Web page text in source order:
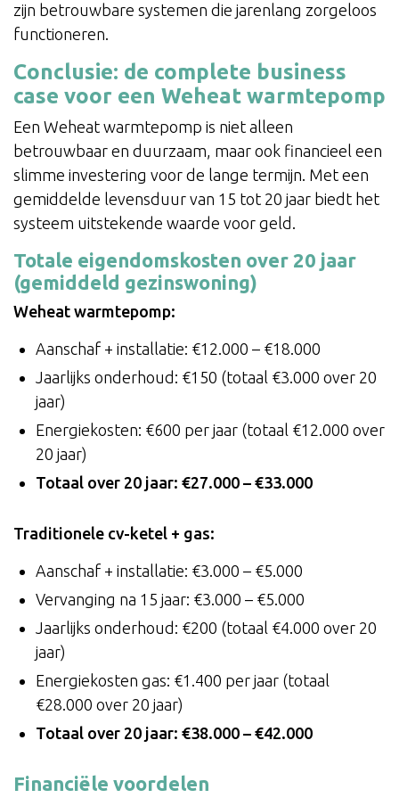
zijn betrouwbare systemen die jarenlang zorgeloos
functioneren.
Conclusie: de complete business
case voor een Weheat warmtepomp
Een Weheat warmtepomp is niet alleen
betrouwbaar en duurzaam, maar ook financieel een
slimme investering voor de lange termijn. Met een
gemiddelde levensduur van 15 tot 20 jaar biedt het
systeem uitstekende waarde voor geld.
Totale eigendomskosten over 20 jaar
(gemiddeld gezinswoning)
Weheat warmtepomp:
Aanschaf + installatie: €12.000 – €18.000
Jaarlijks onderhoud: €150 (totaal €3.000 over 20
jaar)
Energiekosten: €600 per jaar (totaal €12.000 over
20 jaar)
Totaal over 20 jaar: €27.000 – €33.000
Traditionele cv-ketel + gas:
Aanschaf + installatie: €3.000 – €5.000
Vervanging na 15 jaar: €3.000 – €5.000
Jaarlijks onderhoud: €200 (totaal €4.000 over 20
jaar)
Energiekosten gas: €1.400 per jaar (totaal
€28.000 over 20 jaar)
Totaal over 20 jaar: €38.000 – €42.000
Financiële voordelen